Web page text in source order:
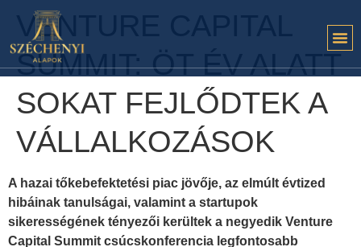
VENTURE CAPITAL
SUMMIT: ÖT ÉV ALATT
SOKAT FEJLŐDTEK A
VÁLLALKOZÁSOK
A hazai tőkebefektetési piac jövője, az elmúlt évtized
hibáinak tanulságai, valamint a startupok
sikerességének tényezői kerültek a negyedik Venture
Capital Summit csúcskonferencia legfontosabb